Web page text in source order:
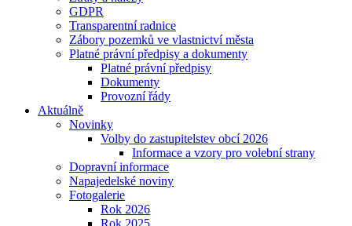
GDPR
Transparentní radnice
Zábory pozemků ve vlastnictví města
Platné právní předpisy a dokumenty
Platné právní předpisy
Dokumenty
Provozní řády
Aktuálně
Novinky
Volby do zastupitelstev obcí 2026
Informace a vzory pro volební strany
Dopravní informace
Napajedelské noviny
Fotogalerie
Rok 2026
Rok 2025